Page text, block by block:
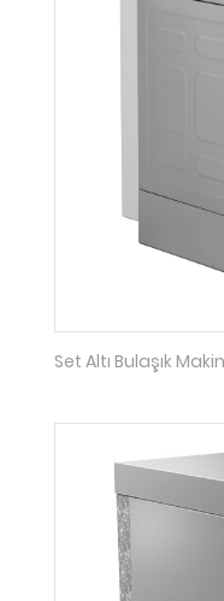
Set Altı Bulaşık